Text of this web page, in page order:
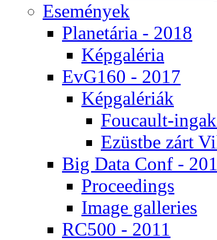
Ese­mé­nyek
Pla­ne­tá­ria - 2018
Kép­ga­lé­ria
EvG160 - 2017
Kép­ga­lé­ri­ák
Fo­u­ca­ult-
Ezüst­be zárt
Big Da­ta Conf -
Pro­ce­e­dings
Image gal­le­ri­es
RC500 - 2011